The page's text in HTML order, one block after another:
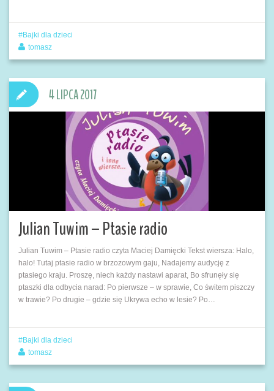
Bajki dla dzieci
tomasz
Julian Tuwim – Ptasie radio
Julian Tuwim – Ptasie radio czyta Maciej Damięcki Tekst wiersza: Halo,
halo! Tutaj ptasie radio w brzozowym gaju, Nadajemy audycję z
ptasiego kraju. Proszę, niech każdy nastawi aparat, Bo sfrunęły się
ptaszki dla odbycia narad: Po pierwsze – w sprawie, Co świtem piszczy
w trawie? Po drugie – gdzie się Ukrywa echo w lesie? Po…
4 LIPCA 2017
Bajki dla dzieci
tomasz